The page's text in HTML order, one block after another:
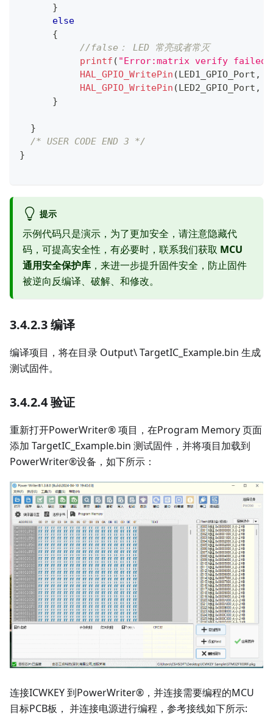
}
else
{
//false： LED 常亮或者常灭
printf ( "Error:matrix verify
HAL_GPIO_WritePin ( LED1_GPIO_Port ,
HAL_GPIO_WritePin ( LED2_GPIO_Port ,
}
}
/* USER CODE END 3 */
}
提示
示例代码只是演示，为了更加安全，请注意隐藏代
码，可提高安全性，有必要时，联系我们获取 MCU
通用安全保护库 ，来进一步提升固件安全，防止固件
被逆向反编译、破解、和修改。
3.4.2.3 编译
编译项目，将在目录 Output\ TargetIC_Example.bin 生成
测试固件。
3.4.2.4 验证
重新打开PowerWriter® 项目，在Program Memory 页面
添加 TargetIC_Example.bin 测试固件，并将项目加载到
PowerWriter®设备，如下所示：
连接ICWKEY 到PowerWriter®，并连接需要编程的MCU
目标PCB板， 并连接电源进行编程，参考接线如下所示: